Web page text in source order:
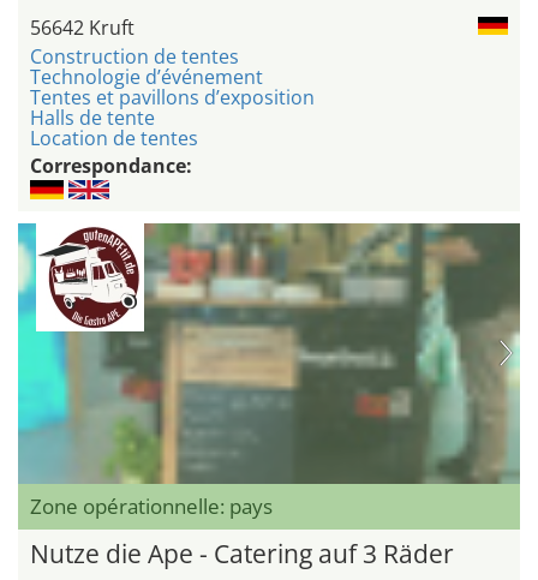
56642 Kruft
Construction de tentes
Technologie d’événement
Tentes et pavillons d’exposition
Halls de tente
Location de tentes
Correspondance:
Zone opérationnelle: pays
Nutze die Ape - Catering auf 3 Räder